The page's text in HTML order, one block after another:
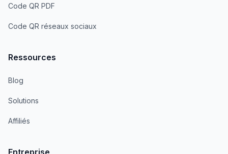
Code QR PDF
Code QR réseaux sociaux
Ressources
Blog
Solutions
Affiliés
Entreprise